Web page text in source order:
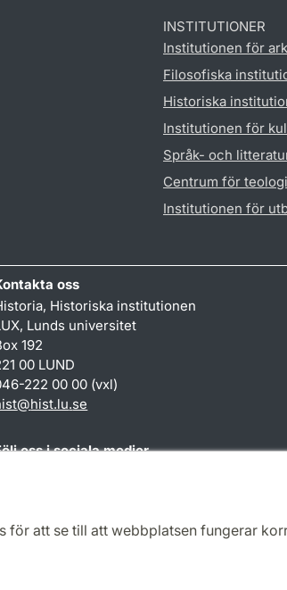
för att se till att webbplatsen fungerar
INSTITUTIONER
Institutionen för
Filosofiska
Historiska
Institutionen för
Språk- och
Centrum för
Institutionen för
oss
Historiska institutionen
Lunds universitet
192
00 LUND
222 00 00 (vxl)
@hist.lu.se
oss i sociala medier